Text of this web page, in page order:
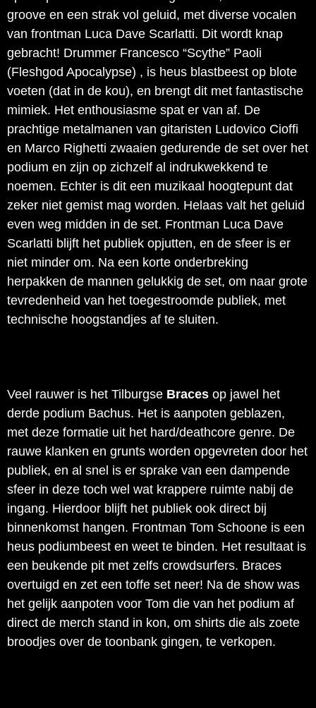
groove en een strak vol geluid, met diverse vocalen
van frontman Luca Dave Scarlatti. Dit wordt knap
gebracht! Drummer Francesco “Scythe” Paoli
(Fleshgod Apocalypse) , is heus blastbeest op blote
voeten (dat in de kou), en brengt dit met fantastische
mimiek. Het enthousiasme spat er van af. De
prachtige metalmanen van gitaristen Ludovico Cioffi
en Marco Righetti zwaaien gedurende de set over het
podium en zijn op zichzelf al indrukwekkend te
noemen. Echter is dit een muzikaal hoogtepunt dat
zeker niet gemist mag worden. Helaas valt het geluid
even weg midden in de set. Frontman Luca Dave
Scarlatti blijft het publiek opjutten, en de sfeer is er
niet minder om. Na een korte onderbreking
herpakken de mannen gelukkig de set, om naar grote
tevredenheid van het toegestroomde publiek, met
technische hoogstandjes af te sluiten.
Veel rauwer is het Tilburgse Braces op jawel het
derde podium Bachus. Het is aanpoten geblazen,
met deze formatie uit het hard/deathcore genre. De
rauwe klanken en grunts worden opgevreten door het
publiek, en al snel is er sprake van een dampende
sfeer in deze toch wel wat krappere ruimte nabij de
ingang. Hierdoor blijft het publiek ook direct bij
binnenkomst hangen. Frontman Tom Schoone is een
heus podiumbeest en weet te binden. Het resultaat is
een beukende pit met zelfs crowdsurfers. Braces
overtuigd en zet een toffe set neer! Na de show was
het gelijk aanpoten voor Tom die van het podium af
direct de merch stand in kon, om shirts die als zoete
broodjes over de toonbank gingen, te verkopen.